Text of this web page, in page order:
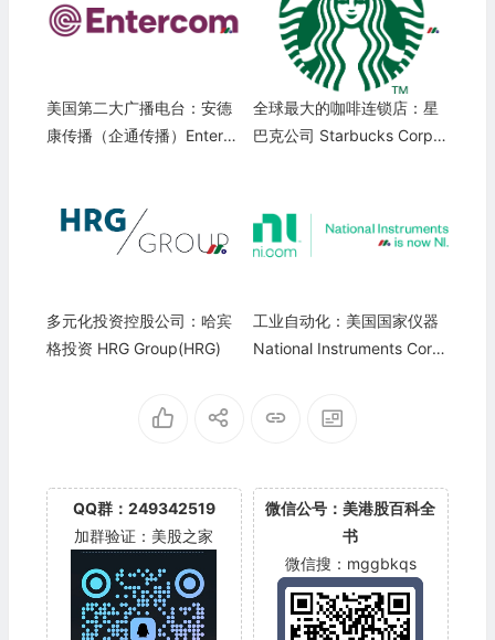
美国第二大广播电台：安德
康传播（企通传播）Enterco
全球最大的咖啡连锁店：星
巴克公司 Starbucks Corpor
多元化投资控股公司：哈宾
格投资 HRG Group(HRG)
工业自动化：美国国家仪器
National Instruments Corp
QQ群：249342519
加群验证：美股之家
微信公号：美港股百科全
书
微信搜：mggbkqs